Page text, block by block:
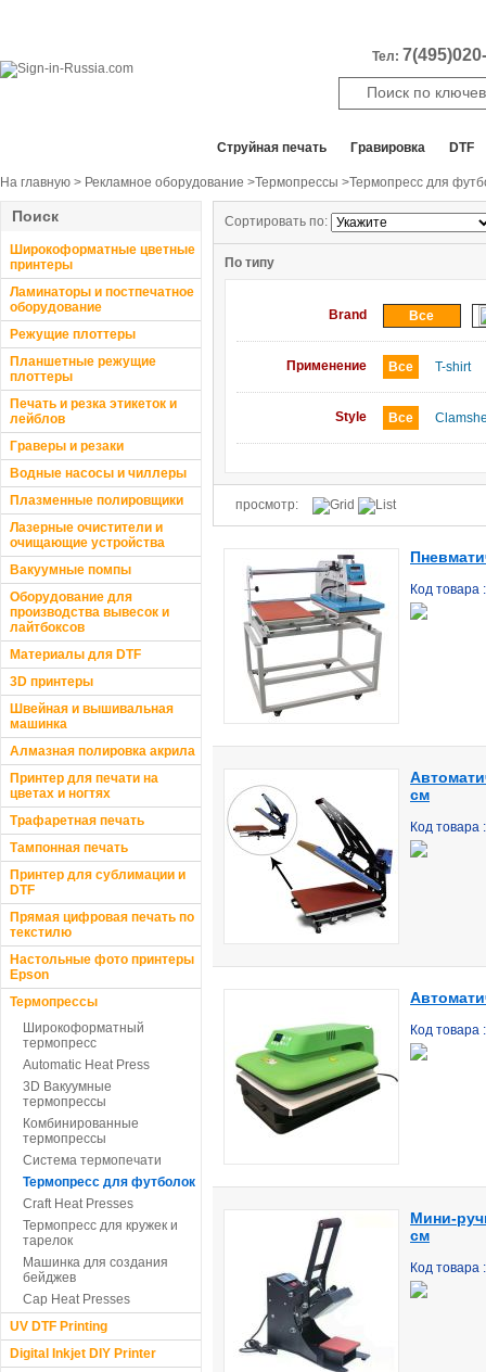
Тел:
Cтруйная печать Гравировка DTF
На главную > Рекламное оборудование >Термопрессы >Термопресс для
Поиск
Широкоформатные цветные
принтеры
Ламинаторы и постпечатное
оборудование
Режущие плоттеры
Планшетные режущие
плоттеры
Печать и резка этикеток и
лейблов
Граверы и резаки
Водные насосы и чиллеры
Плазменные полировщики
Лазерные очистители и
очищающие устройства
Вакуумные помпы
Оборудование для
производства вывесок и
лайтбоксов
Материалы для DTF
3D принтеры
Швейная и вышивальная
машинка
Алмазная полировка акрила
Принтер для печати на
цветах и ногтях
Трафаретная печать
Тампонная печать
Принтер для сублимации и
DTF
Прямая цифровая печать по
текстилю
Настольные фото принтеры
Epson
Термопрессы
Широкоформатный
термопресс
Automatic Heat Press
3D Вакуумные
термопрессы
Комбинированные
термопрессы
Система термопечати
Термопресс для футболок
Craft Heat Presses
Термопресс для кружек и
тарелок
Машинка для создания
бейджев
Cap Heat Presses
UV DTF Printing
Digital Inkjet DIY Printer
Сортировать по:
По типу
Brand Все
Применение Все T-shirt
Style Все
просмотр:
Код товара
см
Код товара
5% Код товара
Мини-
см
Код товара